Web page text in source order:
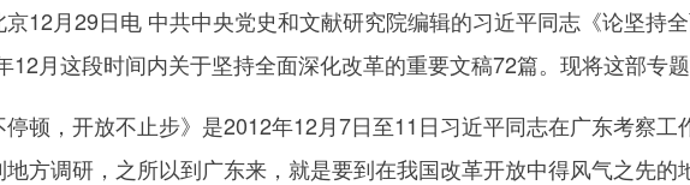
月29日电 中共中央党史和文献研究院编辑的习近平同志《论坚持
12月这段时间内关于坚持全面深化改革的重要文稿72篇。现将这部专题
，开放不止步》是2012年12月7日至11日习近平同志在广东考察工
方调研，之所以到广东来，就是要到在我国改革开放中得风气之先